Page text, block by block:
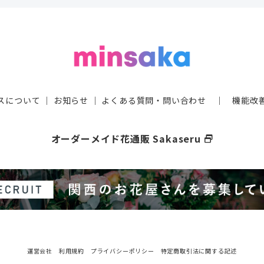
について ｜ お知らせ ｜ よくある質問・問い合わせ ｜機能改
オーダーメイド花通販 Sakaseru select_window
運営会社 利用規約 プライバシーポリシー 特定商取引法に関する記述